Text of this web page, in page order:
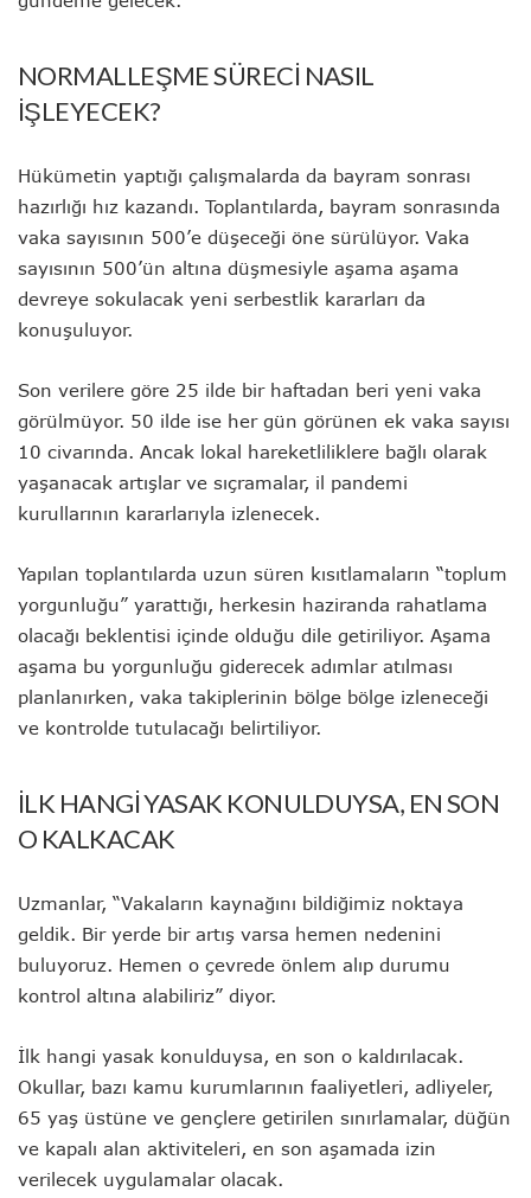
NORMALLEŞME SÜRECİ NASIL
İŞLEYECEK?
Hükümetin yaptığı çalışmalarda da bayram sonrası
hazırlığı hız kazandı. Toplantılarda, bayram sonrasında
vaka sayısının 500’e düşeceği öne sürülüyor. Vaka
sayısının 500’ün altına düşmesiyle aşama aşama
devreye sokulacak yeni serbestlik kararları da
konuşuluyor.
Son verilere göre 25 ilde bir haftadan beri yeni vaka
görülmüyor. 50 ilde ise her gün görünen ek vaka sayısı
10 civarında. Ancak lokal hareketliliklere bağlı olarak
yaşanacak artışlar ve sıçramalar, il pandemi
kurullarının kararlarıyla izlenecek.
Yapılan toplantılarda uzun süren kısıtlamaların “toplum
yorgunluğu” yarattığı, herkesin haziranda rahatlama
olacağı beklentisi içinde olduğu dile getiriliyor. Aşama
aşama bu yorgunluğu giderecek adımlar atılması
planlanırken, vaka takiplerinin bölge bölge izleneceği
ve kontrolde tutulacağı belirtiliyor.
İLK HANGİ YASAK KONULDUYSA, EN SON
O KALKACAK
Uzmanlar, “Vakaların kaynağını bildiğimiz noktaya
geldik. Bir yerde bir artış varsa hemen nedenini
buluyoruz. Hemen o çevrede önlem alıp durumu
kontrol altına alabiliriz” diyor.
İlk hangi yasak konulduysa, en son o kaldırılacak.
Okullar, bazı kamu kurumlarının faaliyetleri, adliyeler,
65 yaş üstüne ve gençlere getirilen sınırlamalar, düğün
ve kapalı alan aktiviteleri, en son aşamada izin
verilecek uygulamalar olacak.